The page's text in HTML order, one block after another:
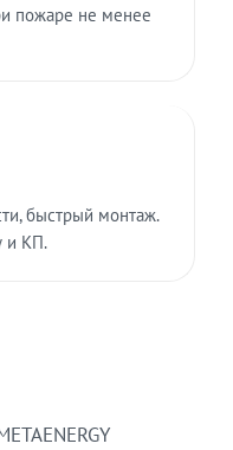
пожаре не менее
быстрый монтаж.
и КП.